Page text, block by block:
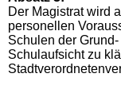
Der Magistrat wird
personellen
Schulen der
Schulaufsicht zu